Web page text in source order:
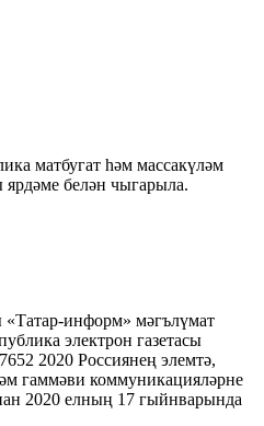
матбугат һәм массакүләм
белән чыгарыла.
информ» мәгълүмат
электрон газетасы
2020 Россиянең элемтә,
гаммәви коммуникацияләрне
2020 елның 17 гыйнварында